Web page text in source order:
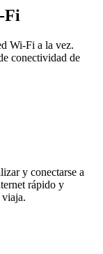
Fi
Wi-Fi a la vez.
conectividad de
y conectarse a
rápido y